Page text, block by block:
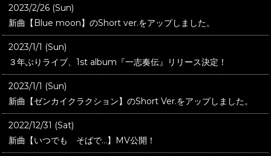
2023/2/26 (Sun)
新曲【Blue moon】のShort ver.をアップしました。
2023/1/1 (Sun)
３年ぶりライブ、1st album『一志奏伝』リリース決定！
2023/1/1 (Sun)
新曲【ゼンカイクラクション】のShort Ver.をアップしました。
2022/12/31 (Sat)
新曲【いつでも そばで…】MV公開！